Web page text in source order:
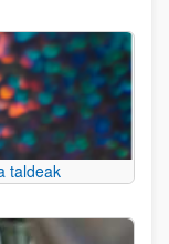
taldeak